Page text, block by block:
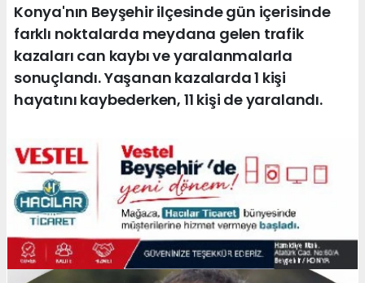
Konya'nın Beyşehir ilçesinde gün içerisinde
farklı noktalarda meydana gelen trafik
kazaları can kaybı ve yaralanmalarla
sonuçlandı. Yaşanan kazalarda 1 kişi
hayatını kaybederken, 11 kişi de yaralandı.